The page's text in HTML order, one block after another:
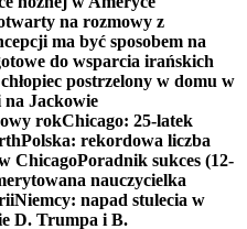
na rozmowy z
ma być sposobem na
do wsparcia irańskich
postrzelony w domu w
Jackowie
rokChicago: 25-latek
Polska: rekordowa liczba
ChicagoPoradnik sukces (12-
nauczycielka
Niemcy: napad stulecia w
D. Trumpa i B.